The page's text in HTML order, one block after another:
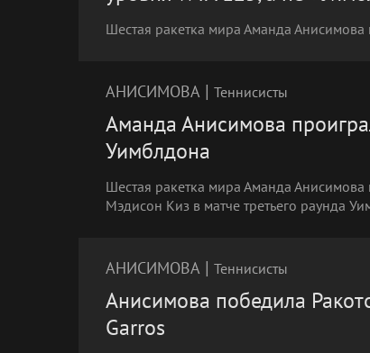
Шестая ракетка мира Аманда
АНИСИМОВА | Теннисисты
Аманда Анисимова
Уимблдона
Шестая ракетка мира Аманда
Мэдисон Киз в матче третьего раунда
АНИСИМОВА | Теннисисты
Анисимова победила
Garros